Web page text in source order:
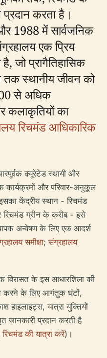
करता है।
1988 में सार्वजनिक
एक प्रिय
जो प्रागैतिहासिक
तक स्थानीय जीवन को
से अधिक
कलाकृतियों का
रिचमंड आधिकारिक
क्यूरेटेड स्थायी और
कार्यक्रमों और परिवार-अनुकूल
केंद्रीय स्थान - रिचमंड
रिचमंड ग्रीन के करीब - इसे
अन्वेषण के लिए एक आदर्श
समीक्षा;संग्रहालय
विरासत के इस आधारशिला की
करने के लिए आगंतुक घंटों,
हाइलाइट्स, यात्रा युक्तियों
प्रदान करती है
रिचमंड की यात्रा करें)।